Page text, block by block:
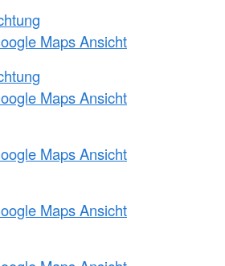
Maps Ansicht
Maps Ansicht
Maps Ansicht
Maps Ansicht